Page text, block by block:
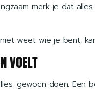
merk je dat
weet wie je bent,
VOELT
gewoon doen. Een